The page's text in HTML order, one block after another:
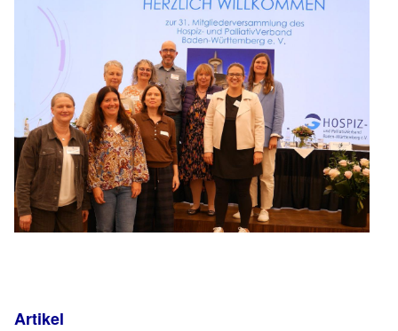
Artikel